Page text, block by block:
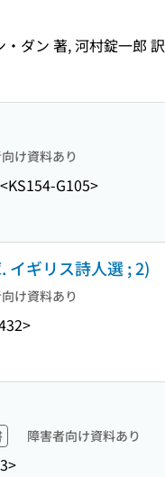
ダン 著, 河村錠一郎 訳
け資料あり
<KS154-G105>
イギリス詩人選 ; 2)
け資料あり
障害者向け資料あり